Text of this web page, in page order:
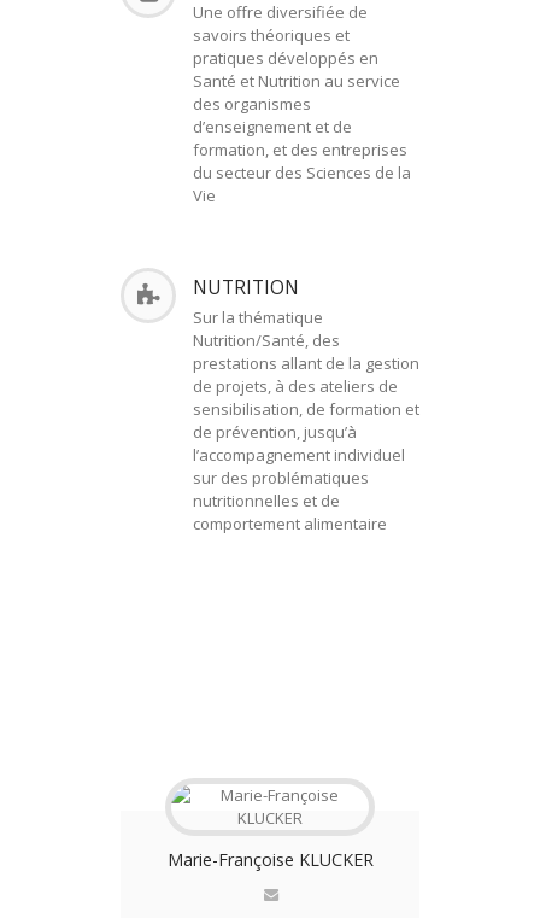
Une offre diversifiée de
savoirs théoriques et
pratiques développés en
Santé et Nutrition au service
des organismes
d’enseignement et de
formation, et des entreprises
du secteur des Sciences de la
Vie
NUTRITION
Sur la thématique
Nutrition/Santé, des
prestations allant de la gestion
de projets, à des ateliers de
sensibilisation, de formation et
de prévention, jusqu’à
l’accompagnement individuel
sur des problématiques
nutritionnelles et de
comportement alimentaire
Marie-Françoise KLUCKER